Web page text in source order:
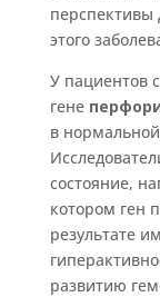
перспективы
этого
У пациентов
гене
в
состояние,
котором ген
результате
развитию